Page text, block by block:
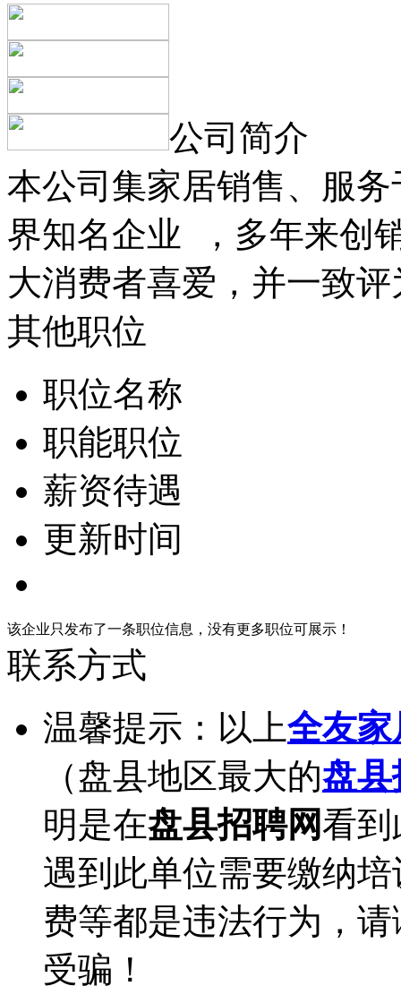
公司简介
本公司集家居销售、服
界知名企业 ，多年来创
大消费者喜爱，并一致
其他职位
职位名称
职能职位
薪资待遇
更新时间
该企业只发布了一条职位信息，没有更多职位可展示！
联系方式
温馨提示：以上全友家
（盘县地区最大的盘县
明是在盘县招聘网看
遇到此单位需要缴纳
费等都是违法行为，
受骗！